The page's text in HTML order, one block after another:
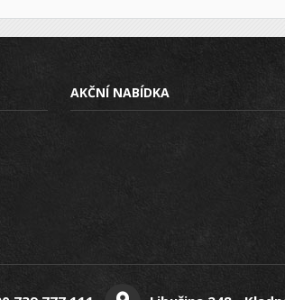
AKČNÍ NABÍDKA